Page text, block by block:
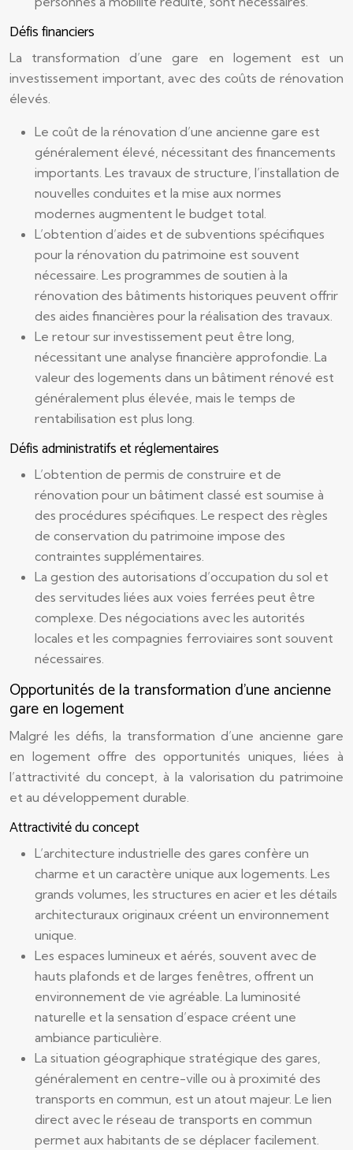
Défis financiers
La transformation d’une gare en logement est un
investissement important, avec des coûts de rénovation
élevés.
Le coût de la rénovation d’une ancienne gare est
généralement élevé, nécessitant des financements
importants. Les travaux de structure, l’installation de
nouvelles conduites et la mise aux normes
modernes augmentent le budget total.
L’obtention d’aides et de subventions spécifiques
pour la rénovation du patrimoine est souvent
nécessaire. Les programmes de soutien à la
rénovation des bâtiments historiques peuvent offrir
des aides financières pour la réalisation des travaux.
Le retour sur investissement peut être long,
nécessitant une analyse financière approfondie. La
valeur des logements dans un bâtiment rénové est
généralement plus élevée, mais le temps de
rentabilisation est plus long.
Défis administratifs et réglementaires
L’obtention de permis de construire et de
rénovation pour un bâtiment classé est soumise à
des procédures spécifiques. Le respect des règles
de conservation du patrimoine impose des
contraintes supplémentaires.
La gestion des autorisations d’occupation du sol et
des servitudes liées aux voies ferrées peut être
complexe. Des négociations avec les autorités
locales et les compagnies ferroviaires sont souvent
nécessaires.
Opportunités de la transformation d’une ancienne
gare en logement
Malgré les défis, la transformation d’une ancienne gare
en logement offre des opportunités uniques, liées à
l’attractivité du concept, à la valorisation du patrimoine
et au développement durable.
Attractivité du concept
L’architecture industrielle des gares confère un
charme et un caractère unique aux logements. Les
grands volumes, les structures en acier et les détails
architecturaux originaux créent un environnement
unique.
Les espaces lumineux et aérés, souvent avec de
hauts plafonds et de larges fenêtres, offrent un
environnement de vie agréable. La luminosité
naturelle et la sensation d’espace créent une
ambiance particulière.
La situation géographique stratégique des gares,
généralement en centre-ville ou à proximité des
transports en commun, est un atout majeur. Le lien
direct avec le réseau de transports en commun
permet aux habitants de se déplacer facilement.